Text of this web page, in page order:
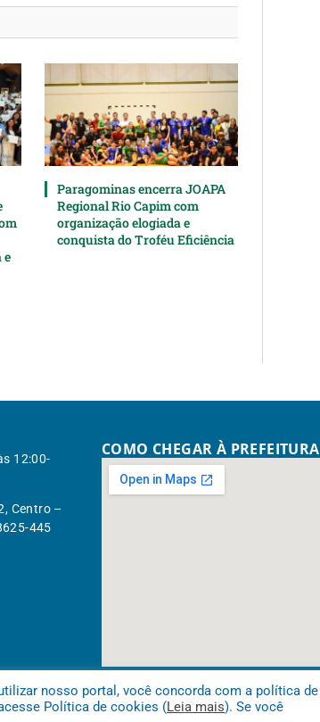
e
Paragominas encerra JOAPA
Regional Rio Capim com
organização elogiada e
conquista do Troféu Eficiência
12:00-
Centro –
445
COMO CHEGAR À PREFEITURA
nosso portal, você concorda com a política de
Política de cookies (Leia mais). Se você